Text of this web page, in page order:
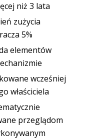
niż 3 lata
zużycia
5%
elementów
wcześniej
właściciela
przeglądom